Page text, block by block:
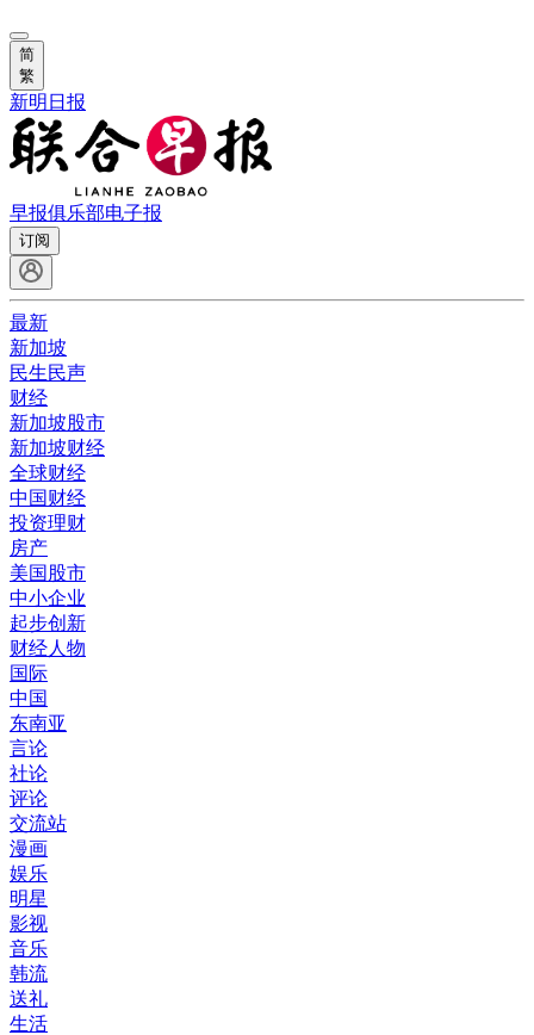
简
繁
新明日报
早报俱乐部电子报
订阅
最新
新加坡
民生民声
财经
新加坡股市
新加坡财经
全球财经
中国财经
投资理财
房产
美国股市
中小企业
起步创新
财经人物
国际
中国
东南亚
言论
社论
评论
交流站
漫画
娱乐
明星
影视
音乐
韩流
送礼
生活